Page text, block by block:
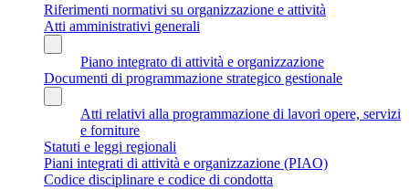
Riferimenti normativi su organizzazione e attività
Atti amministrativi generali
Piano integrato di attività e organizzazione
Documenti di programmazione strategico gestionale
Atti relativi alla programmazione di lavori opere, servizi
e forniture
Statuti e leggi regionali
Piani integrati di attività e organizzazione (PIAO)
Codice disciplinare e codice di condotta